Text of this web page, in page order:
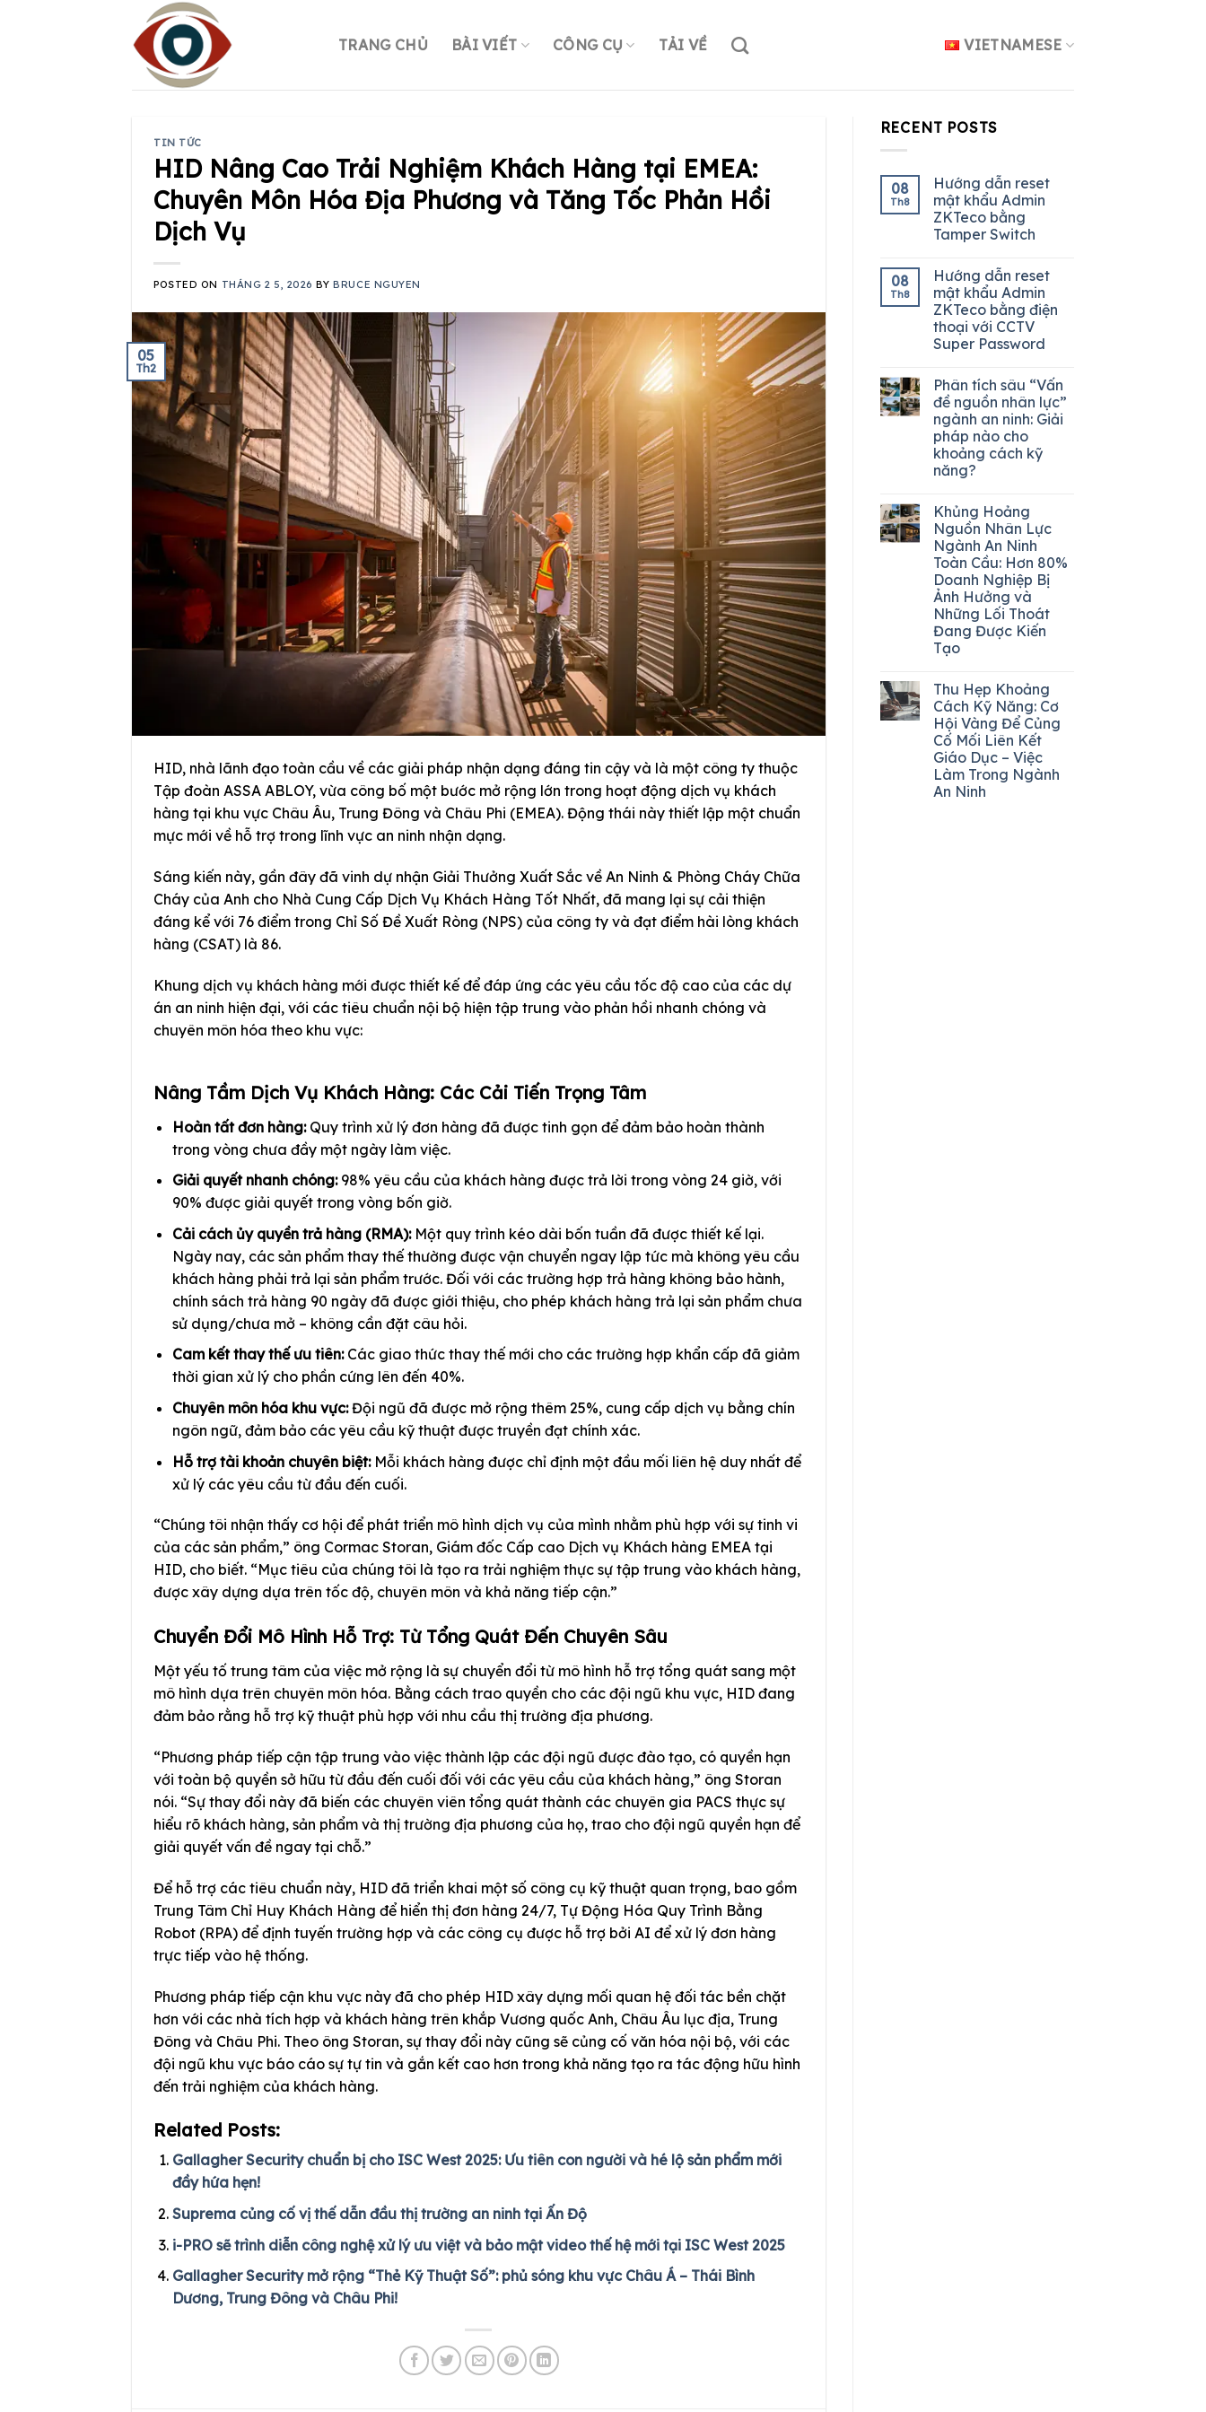
TRANG CHỦ BÀI VIẾT CÔNG CỤ TẢI VỀ VIETNAMESE
TIN TỨC
HID Nâng Cao Trải Nghiệm Khách Hàng tại EMEA:
Chuyên Môn Hóa Địa Phương và Tăng Tốc Phản Hồi
Dịch Vụ
POSTED ON THÁNG 2 5, 2026 BYBRUCE NGUYEN
05
Th2
HID, nhà lãnh đạo toàn cầu về các giải pháp nhận dạng đáng tin cậy và là một công ty thuộc
Tập đoàn ASSA ABLOY, vừa công bố một bước mở rộng lớn trong hoạt động dịch vụ khách
hàng tại khu vực Châu Âu, Trung Đông và Châu Phi (EMEA). Động thái này thiết lập một chuẩn
mực mới về hỗ trợ trong lĩnh vực an ninh nhận dạng.
Sáng kiến này, gần đây đã vinh dự nhận Giải Thưởng Xuất Sắc về An Ninh & Phòng Cháy Chữa
Cháy của Anh cho Nhà Cung Cấp Dịch Vụ Khách Hàng Tốt Nhất, đã mang lại sự cải thiện
đáng kể với 76 điểm trong Chỉ Số Đề Xuất Ròng (NPS) của công ty và đạt điểm hài lòng khách
hàng (CSAT) là 86.
Khung dịch vụ khách hàng mới được thiết kế để đáp ứng các yêu cầu tốc độ cao của các dự
án an ninh hiện đại, với các tiêu chuẩn nội bộ hiện tập trung vào phản hồi nhanh chóng và
chuyên môn hóa theo khu vực:
Nâng Tầm Dịch Vụ Khách Hàng: Các Cải Tiến Trọng Tâm
Hoàn tất đơn hàng:Quy trình xử lý đơn hàng đã được tinh gọn để đảm bảo hoàn thành
trong vòng chưa đầy một ngày làm việc.
Giải quyết nhanh chóng:98% yêu cầu của khách hàng được trả lời trong vòng 24 giờ, với
90% được giải quyết trong vòng bốn giờ.
Cải cách ủy quyền trả hàng (RMA):Một quy trình kéo dài bốn tuần đã được thiết kế lại.
Ngày nay, các sản phẩm thay thế thường được vận chuyển ngay lập tức mà không yêu cầu
khách hàng phải trả lại sản phẩm trước. Đối với các trường hợp trả hàng không bảo hành,
chính sách trả hàng 90 ngày đã được giới thiệu, cho phép khách hàng trả lại sản phẩm chưa
sử dụng/chưa mở – không cần đặt câu hỏi.
Cam kết thay thế ưu tiên:Các giao thức thay thế mới cho các trường hợp khẩn cấp đã giảm
thời gian xử lý cho phần cứng lên đến 40%.
Chuyên môn hóa khu vực:Đội ngũ đã được mở rộng thêm 25%, cung cấp dịch vụ bằng chín
ngôn ngữ, đảm bảo các yêu cầu kỹ thuật được truyền đạt chính xác.
Hỗ trợ tài khoản chuyên biệt:Mỗi khách hàng được chỉ định một đầu mối liên hệ duy nhất để
xử lý các yêu cầu từ đầu đến cuối.
“Chúng tôi nhận thấy cơ hội để phát triển mô hình dịch vụ của mình nhằm phù hợp với sự tinh vi
của các sản phẩm,” ông Cormac Storan, Giám đốc Cấp cao Dịch vụ Khách hàng EMEA tại
HID, cho biết. “Mục tiêu của chúng tôi là tạo ra trải nghiệm thực sự tập trung vào khách hàng,
được xây dựng dựa trên tốc độ, chuyên môn và khả năng tiếp cận.”
Chuyển Đổi Mô Hình Hỗ Trợ: Từ Tổng Quát Đến Chuyên Sâu
Một yếu tố trung tâm của việc mở rộng là sự chuyển đổi từ mô hình hỗ trợ tổng quát sang một
mô hình dựa trên chuyên môn hóa. Bằng cách trao quyền cho các đội ngũ khu vực, HID đang
đảm bảo rằng hỗ trợ kỹ thuật phù hợp với nhu cầu thị trường địa phương.
“Phương pháp tiếp cận tập trung vào việc thành lập các đội ngũ được đào tạo, có quyền hạn
với toàn bộ quyền sở hữu từ đầu đến cuối đối với các yêu cầu của khách hàng,” ông Storan
nói. “Sự thay đổi này đã biến các chuyên viên tổng quát thành các chuyên gia PACS thực sự
hiểu rõ khách hàng, sản phẩm và thị trường địa phương của họ, trao cho đội ngũ quyền hạn để
giải quyết vấn đề ngay tại chỗ.”
Để hỗ trợ các tiêu chuẩn này, HID đã triển khai một số công cụ kỹ thuật quan trọng, bao gồm
Trung Tâm Chỉ Huy Khách Hàng để hiển thị đơn hàng 24/7, Tự Động Hóa Quy Trình Bằng
Robot (RPA) để định tuyến trường hợp và các công cụ được hỗ trợ bởi AI để xử lý đơn hàng
trực tiếp vào hệ thống.
Phương pháp tiếp cận khu vực này đã cho phép HID xây dựng mối quan hệ đối tác bền chặt
hơn với các nhà tích hợp và khách hàng trên khắp Vương quốc Anh, Châu Âu lục địa, Trung
Đông và Châu Phi. Theo ông Storan, sự thay đổi này cũng sẽ củng cố văn hóa nội bộ, với các
đội ngũ khu vực báo cáo sự tự tin và gắn kết cao hơn trong khả năng tạo ra tác động hữu hình
đến trải nghiệm của khách hàng.
Related Posts:
Gallagher Security chuẩn bị cho ISC West 2025: Ưu tiên con người và hé lộ sản phẩm mới
đầy hứa hẹn!
Suprema củng cố vị thế dẫn đầu thị trường an ninh tại Ấn Độ
i-PRO sẽ trình diễn công nghệ xử lý ưu việt và bảo mật video thế hệ mới tại ISC West 2025
Gallagher Security mở rộng “Thẻ Kỹ Thuật Số”: phủ sóng khu vực Châu Á – Thái Bình
Dương, Trung Đông và Châu Phi!
RECENT POSTS
08
Th8
Hướng dẫn reset
mật khẩu Admin
ZKTeco bằng
Tamper Switch
08
Th8
Hướng dẫn reset
mật khẩu Admin
ZKTeco bằng điện
thoại với CCTV
Super Password
Phân tích sâu “Vấn
đề nguồn nhân lực”
ngành an ninh: Giải
pháp nào cho
khoảng cách kỹ
năng?
Khủng Hoảng
Nguồn Nhân Lực
Ngành An Ninh
Toàn Cầu: Hơn 80%
Doanh Nghiệp Bị
Ảnh Hưởng và
Những Lối Thoát
Đang Được Kiến
Tạo
Thu Hẹp Khoảng
Cách Kỹ Năng: Cơ
Hội Vàng Để Củng
Cố Mối Liên Kết
Giáo Dục – Việc
Làm Trong Ngành
An Ninh